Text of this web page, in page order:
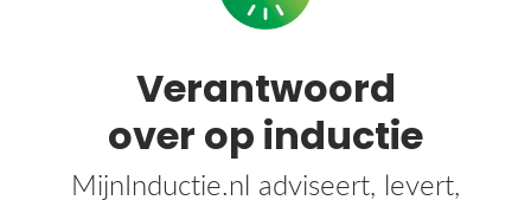
Voor een smakelijk
eindresultaat
MijnInductie.nl demonstreert de
Verantwoord
over op inductie
MijnInductie.nl adviseert, levert,
Wij helpen u van het
aardgas af!